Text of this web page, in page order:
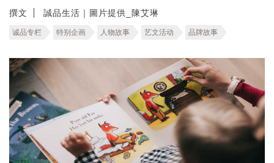
撰文 誠品生活｜圖片提供_陳艾琳
诚品专栏 特别企画 人物故事 艺文活动 品牌故事